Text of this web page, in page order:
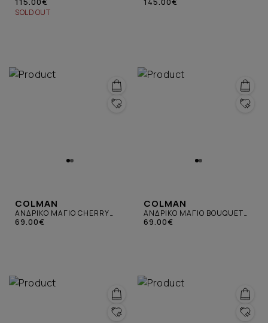
SOLD OUT
COLMAN
ΑΝΔΡΙΚΟ ΜΑΓΙΟ CHERRY
ΚΟΚΚΙΝΟ
69.00€
COLMAN
ΑΝΔΡΙΚΟ ΜΑΓΙΟ BOUQUET
ΠΡΑΣΙΝΟ
69.00€